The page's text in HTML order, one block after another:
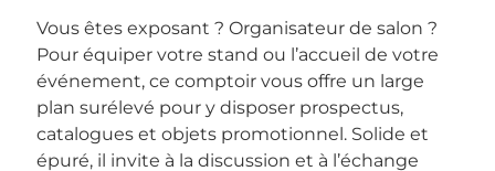
Vous êtes exposant ? Organisateur de salon ?
Pour équiper votre stand ou l’accueil de votre
événement, ce comptoir vous offre un large
plan surélevé pour y disposer prospectus,
catalogues et objets promotionnel. Solide et
épuré, il invite à la discussion et à l’échange